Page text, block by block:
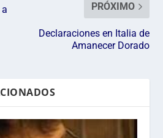
PRÓXIMO
Declaraciones en Italia de
Amanecer Dorado